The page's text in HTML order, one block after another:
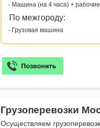
- Машина (на 4 часа) + рабочие
По межгороду:
- Грузовая машина
Грузоперевозки
Осуществляем